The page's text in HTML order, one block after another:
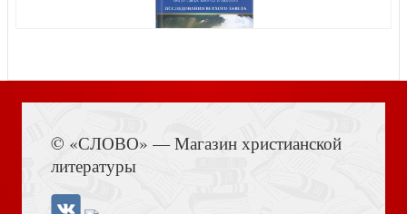
Смерть близкого человека (911: Скорая психологическая
помощь)
Что такое молитва?
© «СЛОВО» — Магазин христианской
литературы